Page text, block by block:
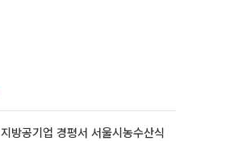
지방공기업 경평서 서울시농수산식